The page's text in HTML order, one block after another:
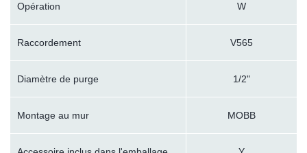
Opération W
Raccordement V565
Diamètre de purge 1/2"
Montage au mur MOBB